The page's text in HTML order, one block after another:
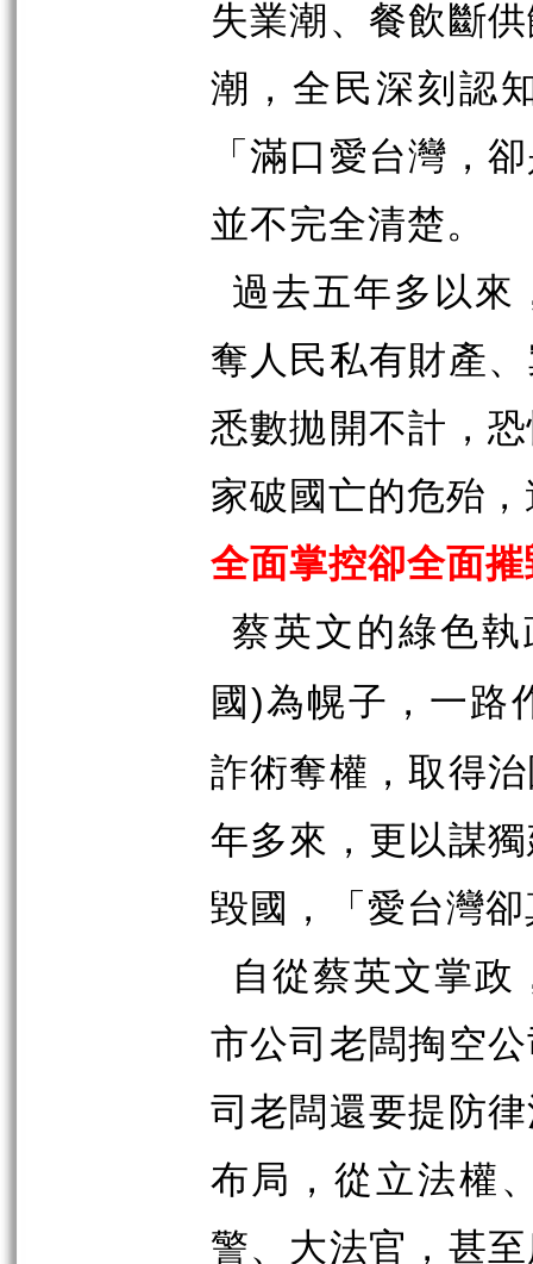
失業潮、餐飲斷
潮，全民深刻認
「滿口愛台灣，
並不完全清楚。
過去五年多以來
奪人民私有財產
悉數拋開不計，
家破國亡的危殆
全面掌控卻全面
蔡英文的綠色
國)為幌子，一路
詐術奪權，取得
年多來，更以謀
毀國，「愛台灣
自從蔡英文掌
市公司老闆掏空
司老闆還要提防
布局，從立法權
警、大法官，甚